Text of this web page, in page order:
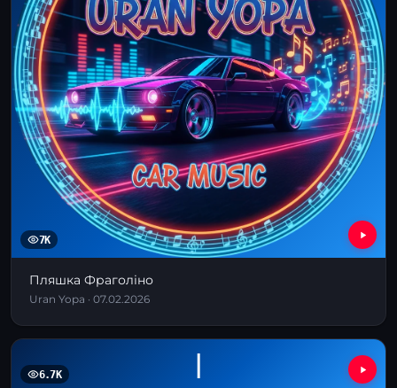
7K
Пляшка Фраголіно
Uran Yopa · 07.02.2026
І
6.7K